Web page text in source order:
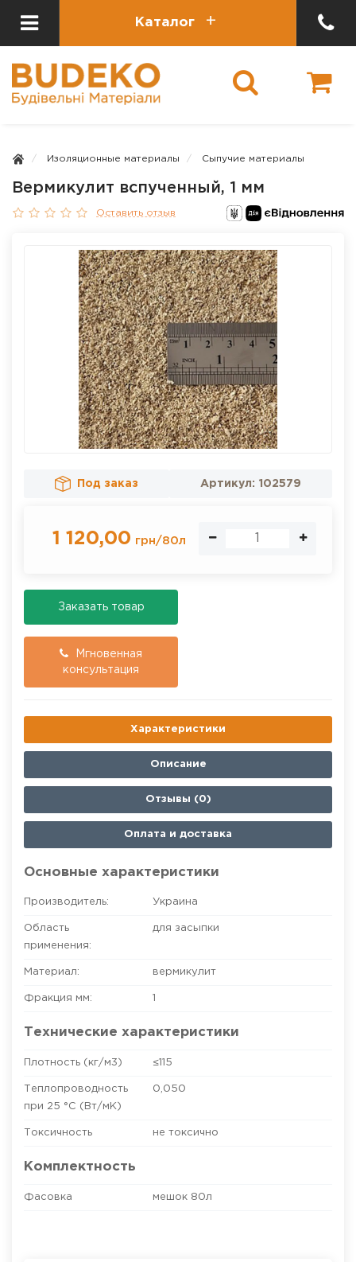
Каталог
Изоляционные материалы Сыпучие материалы
Вермикулит вспученный, 1 мм
Оставить отзыв
Под заказ Артикул: 102579
1 120,00 грн/80л
Заказать товар
Мгновенная
консультация
Характеристики
Описание
Отзывы (0)
Оплата и доставка
Основные характеристики
Производитель: Украина
Область
применения:
для засыпки
Материал: вермикулит
Фракция мм: 1
Технические характеристики
Плотность (кг/м3) ≤115
Теплопроводность
при 25 °С (Вт/мК)
0,050
Токсичность не токсично
Комплектность
Фасовка мешок 80л